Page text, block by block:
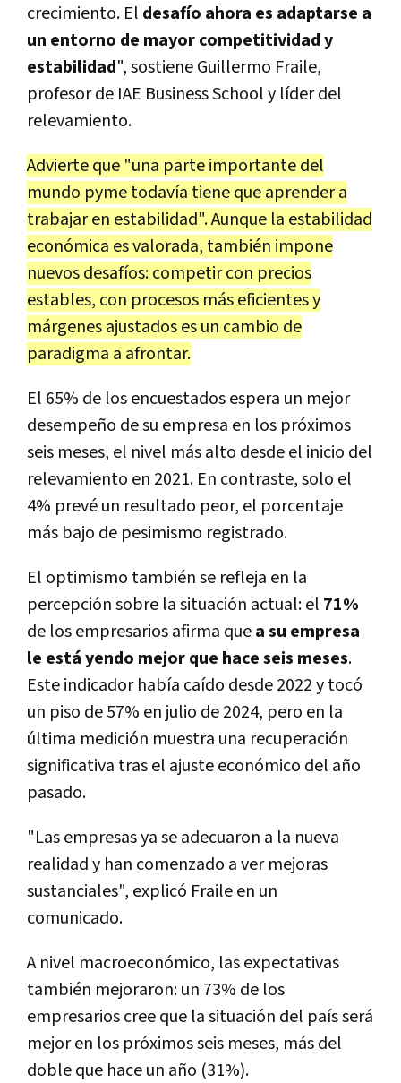
crecimiento. El desafío ahora es adaptarse a
un entorno de mayor competitividad y
estabilidad", sostiene Guillermo Fraile,
profesor de IAE Business School y líder del
relevamiento.
Advierte que "una parte importante del
mundo pyme todavía tiene que aprender a
trabajar en estabilidad". Aunque la estabilidad
económica es valorada, también impone
nuevos desafíos: competir con precios
estables, con procesos más eficientes y
márgenes ajustados es un cambio de
paradigma a afrontar.
El 65% de los encuestados espera un mejor
desempeño de su empresa en los próximos
seis meses, el nivel más alto desde el inicio del
relevamiento en 2021. En contraste, solo el
4% prevé un resultado peor, el porcentaje
más bajo de pesimismo registrado.
El optimismo también se refleja en la
percepción sobre la situación actual: el 71%
de los empresarios afirma quea su empresa
le está yendo mejor que hace seis meses.
Este indicador había caído desde 2022 y tocó
un piso de 57% en julio de 2024, pero en la
última medición muestra una recuperación
significativa tras el ajuste económico del año
pasado.
"Las empresas ya se adecuaron a la nueva
realidad y han comenzado a ver mejoras
sustanciales", explicó Fraile en un
comunicado.
A nivel macroeconómico, las expectativas
también mejoraron: un 73% de los
empresarios cree que la situación del país será
mejor en los próximos seis meses, más del
doble que hace un año (31%).